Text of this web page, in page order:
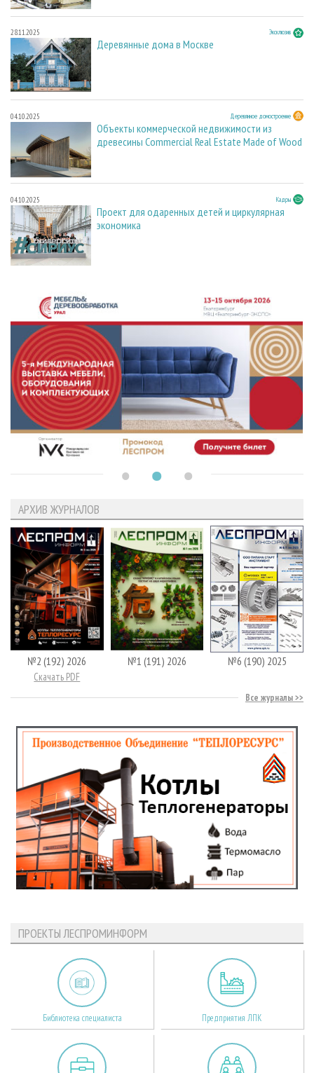
28.11.2025 Эксклюзив
Деревянные дома в Москве
04.10.2025 Деревянное домостроение
Объекты коммерческой недвижимости из
древесины Commercial Real Estate Made of Wood
04.10.2025 Кадры
Проект для одаренных детей и циркулярная
экономика
АРХИВ ЖУРНАЛОВ
№2 (192) 2026
Скачать PDF
№1 (191) 2026 №6 (190) 2025
Все журналы
ПРОЕКТЫ ЛЕСПРОМИНФОРМ
Библиотека специалиста Предприятия ЛПК